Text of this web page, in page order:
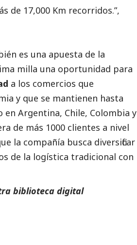
de 17,000 Km recorridos.”,
es una apuesta de la
milla una oportunidad para
a los comercios que
y que se mantienen hasta
Argentina, Chile, Colombia y
de más 1000 clientes a nivel
la compañía busca diversificar
de la logística tradicional con
biblioteca digital